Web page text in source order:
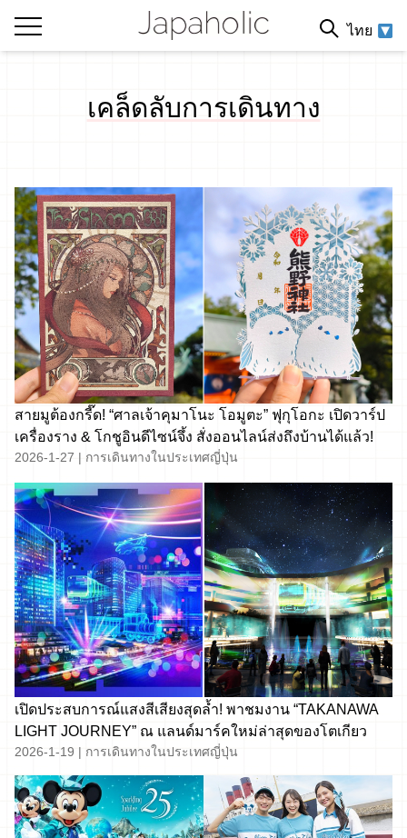
ไทย
เคล็ดลับการเดินทาง
สายมูต้องกรี๊ด! “ศาลเจ้าคุมาโนะ โอมูตะ” ฟุกุโอกะ เปิดวาร์ป
เครื่องราง & โกชูอินดีไซน์จึ้ง สั่งออนไลน์ส่งถึงบ้านได้แล้ว!
2026-1-27 | การเดินทางในประเทศญี่ปุ่น
เปิดประสบการณ์แสงสีเสียงสุดล้ำ! พาชมงาน “TAKANAWA
LIGHT JOURNEY” ณ แลนด์มาร์คใหม่ล่าสุดของโตเกียว
2026-1-19 | การเดินทางในประเทศญี่ปุ่น